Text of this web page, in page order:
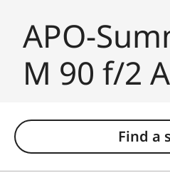
APO-
M 90 f/2
Find a